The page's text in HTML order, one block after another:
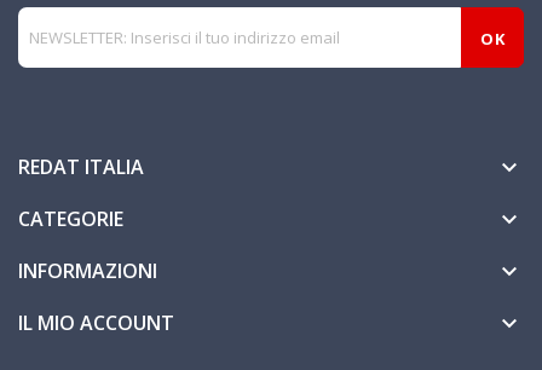
REDAT ITALIA 
CATEGORIE 
INFORMAZIONI 
IL MIO ACCOUNT 